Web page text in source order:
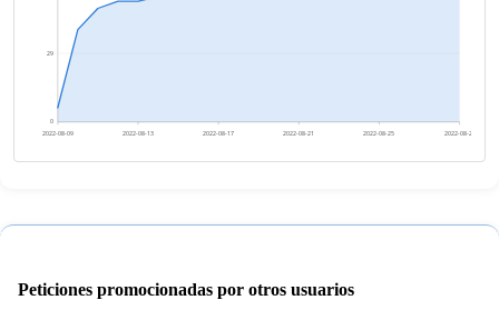
0
29
2022-08-09 2022-08-13 2022-08-17 2022-08-21 2022-08-25 2022-08-29
Peticiones promocionadas por otros usuarios